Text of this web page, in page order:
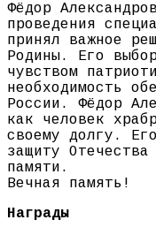
Фёдор
проведения
принял важное
Родины. Его
чувством
необходимость
России. Фёдор
как человек
своему долгу.
защиту
памяти.
Вечная память!
Награды